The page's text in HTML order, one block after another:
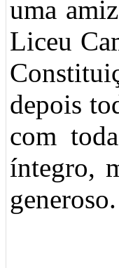
uma
Liceu
depois
com
íntegro,
generoso.